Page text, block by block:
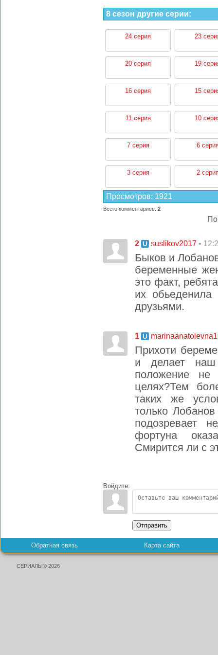
8 сезон другие серии:
24 серия 23
20 серия 19
16 серия 15
11 серия 10
7 серия 6
3 серия 2
Просмотров: 1921
Всего комментариев: 2
2 suslikov2017 •
Быков и
беременные
это факт,
их
друзьями.
1
Прихоти
и делает
положение не
целях?Тем
таких же
только
подозревает
фортуна
Смирится ли с
Войдите:
Отправить
Обратная связь Карта сайта
СЕРИАЛЫ© 2026